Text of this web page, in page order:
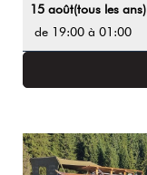
15 août(tous les ans)
de 19:00 à 01:00